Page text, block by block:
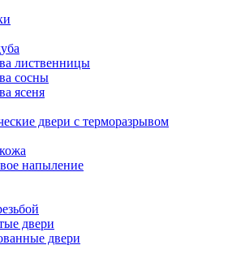
лиственницы
сосны
ясеня
двери с терморазрывом
напыление
двери
двери